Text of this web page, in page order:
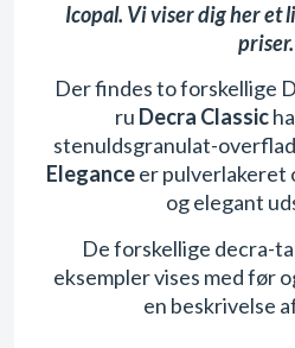
Icopal. Vi viser dig her et
priser.
Der findes to forskellige
ru Decra Classic
stenuldsgranulat-
Eleganceer pulverlakeret
og elegant
De forskellige decra-
eksempler vises med før
en beskrivelse